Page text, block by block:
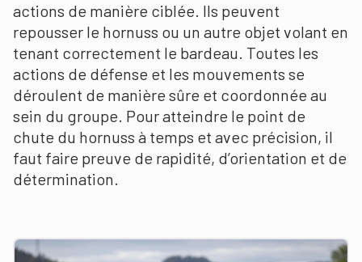
actions de manière ciblée. Ils peuvent
repousser le hornuss ou un autre objet volant en
tenant correctement le bardeau. Toutes les
actions de défense et les mouvements se
déroulent de manière sûre et coordonnée au
sein du groupe. Pour atteindre le point de
chute du hornuss à temps et avec précision, il
faut faire preuve de rapidité, d’orientation et de
détermination.